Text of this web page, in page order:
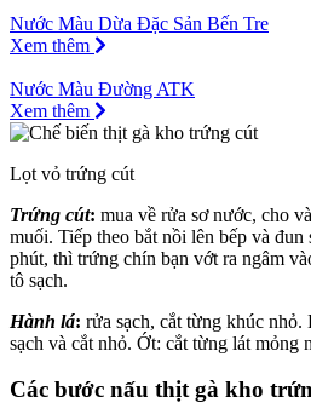
Nước Màu Dừa Đặc Sản Bến Tre
Xem thêm
Nước Màu Đường ATK
Xem thêm
Lọt vỏ trứng cút
Trứng cút: mua về rửa sơ nước, cho
muối. Tiếp theo bắt nồi lên bếp và
phút, thì trứng chín bạn vớt ra ngâm
tô sạch.
Hành lá: rửa sạch, cắt từng khúc
sạch và cắt nhỏ. Ớt: cắt từng lát mỏng
Các bước nấu thịt gà kho